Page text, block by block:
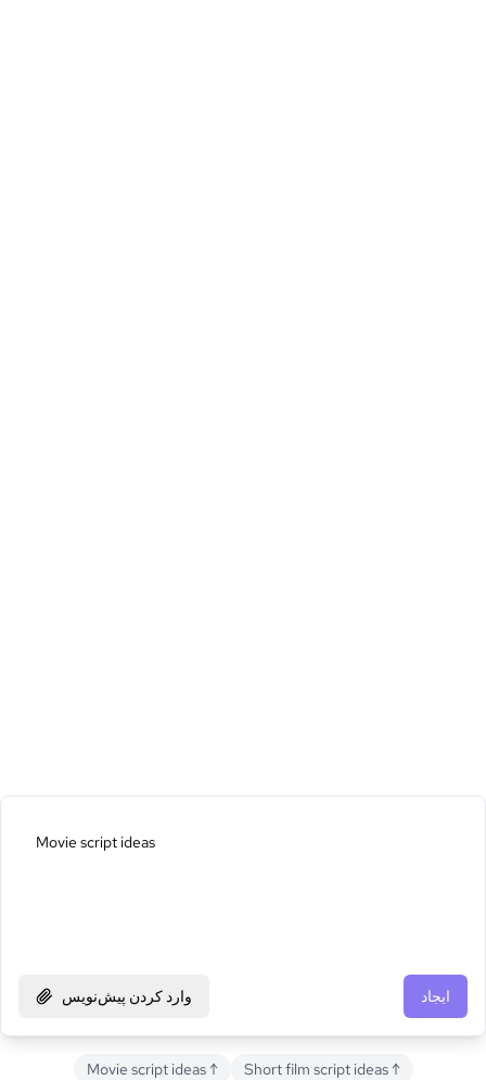
وارد کردن پیش‌نویس ایجاد
Movie script ideas↑ Short film script ideas↑